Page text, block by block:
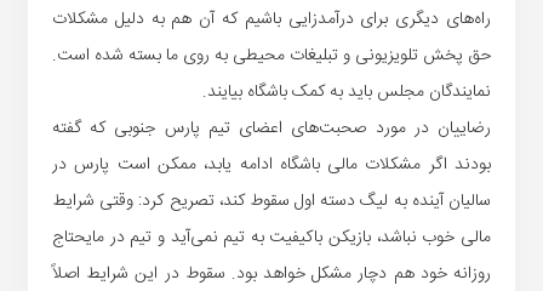
راه‌های دیگری برای درآمدزایی باشیم که آن هم به دلیل مشکلات
حق پخش تلویزیونی و تبلیغات محیطی به روی ما بسته شده است.
نمایندگان مجلس باید به کمک باشگاه بیایند.
رضاییان در مورد صحبت‌های اعضای تیم پارس جنوبی که گفته
بودند اگر مشکلات مالی باشگاه ادامه یابد، ممکن است پارس در
سالیان آینده به لیگ دسته اول سقوط کند، تصریح کرد: وقتی شرایط
مالی خوب نباشد، بازیکن باکیفیت به تیم نمی‌آید و تیم در مایحتاج
روزانه خود هم دچار مشکل خواهد بود. سقوط در این شرایط اصلاً